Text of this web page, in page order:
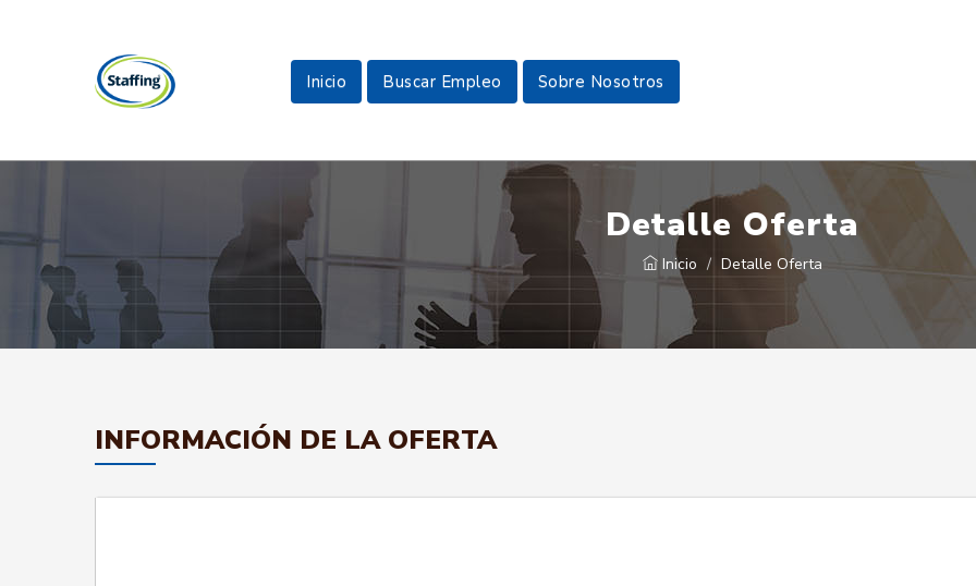
Inicio Buscar Empleo Sobre Nosotros
Detalle Oferta
Inicio Detalle Oferta
INFORMACIÓN DE LA OFERTA